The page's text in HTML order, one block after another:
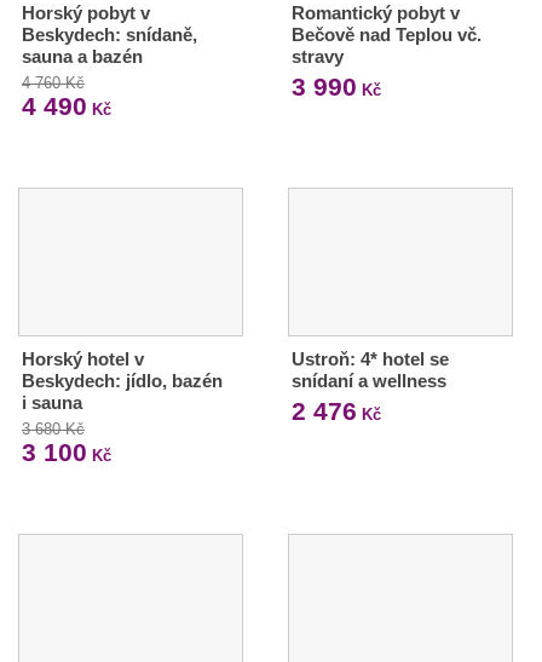
Horský pobyt v
Beskydech: snídaně,
sauna a bazén
4 760 Kč
4 490 Kč
Romantický pobyt v
Bečově nad Teplou vč.
stravy
3 990 Kč
Horský hotel v
Beskydech: jídlo, bazén
i sauna
3 680 Kč
3 100 Kč
Ustroň: 4* hotel se
snídaní a wellness
2 476 Kč